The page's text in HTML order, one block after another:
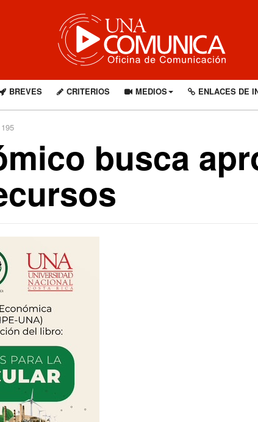
BREVES CRITERIOS MEDIOS ENLACES DE
busca